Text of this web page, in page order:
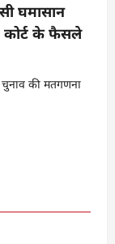
घमासान
कोर्ट के फैसले
की मतगणना